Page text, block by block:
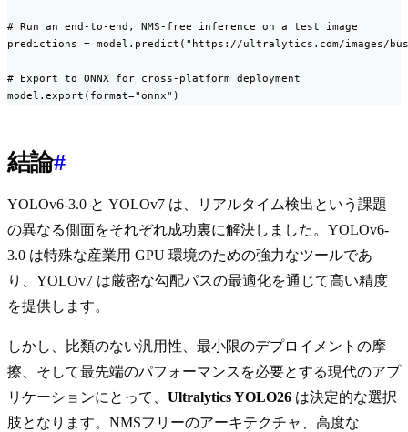
# Run an end-to-end, NMS-free inference on a test image
predictions = model.predict("https://ultralytics.com/images/
# Export to ONNX for cross-platform deployment
model.export(format="onnx")
結論#
YOLOv6-3.0 と YOLOv7 は、リアルタイム検出という課題
の異なる側面をそれぞれ成功裏に解決しました。YOLOv6-
3.0 は特殊な産業用 GPU 環境のための強力なツールであ
り、YOLOv7 は厳密な勾配パスの最適化を通じて高い精度
を提供します。
しかし、比類のない汎用性、最小限のデプロイメントの摩
擦、そして最先端のパフォーマンスを必要とする現代のアプ
リケーションにとって、 Ultralytics YOLO26 は決定的な選択
肢となります。NMSフリーのアーキテクチャ、高度な